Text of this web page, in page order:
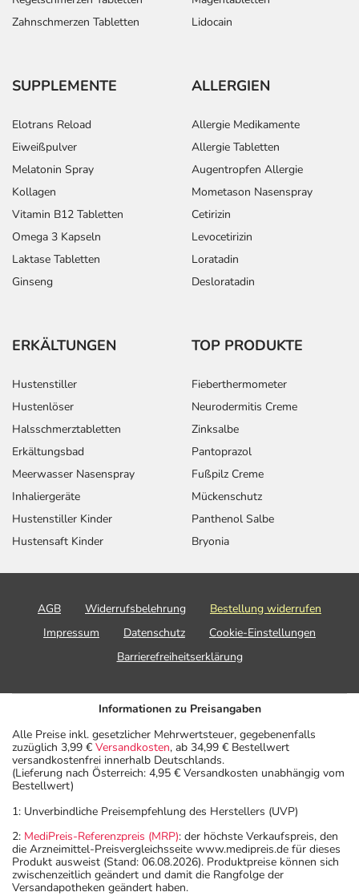
Zahnschmerzen Tabletten
Lidocain
SUPPLEMENTE
Elotrans Reload
Eiweißpulver
Melatonin Spray
Kollagen
Vitamin B12 Tabletten
Omega 3 Kapseln
Laktase Tabletten
Ginseng
ALLERGIEN
Allergie Medikamente
Allergie Tabletten
Augentropfen Allergie
Mometason Nasenspray
Cetirizin
Levocetirizin
Loratadin
Desloratadin
ERKÄLTUNGEN
Hustenstiller
Hustenlöser
Halsschmerztabletten
Erkältungsbad
Meerwasser Nasenspray
Inhaliergeräte
Hustenstiller Kinder
Hustensaft Kinder
TOP PRODUKTE
Fieberthermometer
Neurodermitis Creme
Zinksalbe
Pantoprazol
Fußpilz Creme
Mückenschutz
Panthenol Salbe
Bryonia
AGB Widerrufsbelehrung
Bestellung widerrufen
Impressum
Datenschutz
Cookie-Einstellungen
Barrierefreiheitserklärung
Informationen zu Preisangaben
Alle Preise inkl. gesetzlicher Mehrwertsteuer, gegebenenfalls
zuzüglich 3,99 € Versandkosten, ab 34,99 € Bestellwert
versandkostenfrei innerhalb Deutschlands.
(Lieferung nach Österreich: 4,95 € Versandkosten unabhängig vom
Bestellwert)
1: Unverbindliche Preisempfehlung des Herstellers (UVP)
2: MediPreis-Referenzpreis (MRP): der höchste Verkaufspreis, den
die Arzneimittel-Preisvergleichsseite www.medipreis.de für dieses
Produkt ausweist (Stand: 06.08.2026). Produktpreise können sich
zwischenzeitlich geändert und damit die Rangfolge der
Versandapotheken geändert haben.